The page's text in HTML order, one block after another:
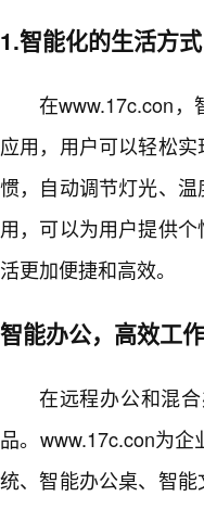
1.智能化的生活方式
在www.17c.con
应用，用户可以轻松
惯，自动调节灯光、
用，可以为用户提供
活更加便捷和高效。
智能办公，高效工作
在远程办公和混
品。www.17c.con为
统、智能办公桌、智